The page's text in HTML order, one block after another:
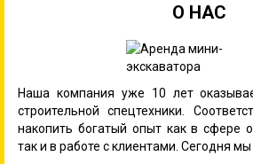
О НАС
Наша компания уже 10 лет
строительной спецтехники.
накопить богатый опыт как в сфере
так и в работе с клиентами. Сегодня